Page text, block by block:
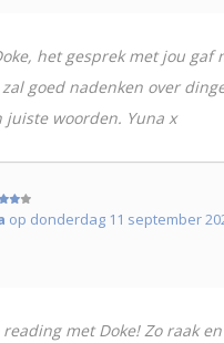
het gesprek met jou gaf
goed nadenken over
juiste woorden. Yuna x
op donderdag 11 september
met Doke! Zo raak